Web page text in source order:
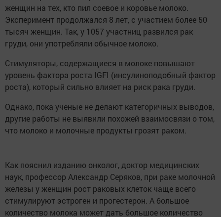
женщин на тех, кто пил соевое и коровье молоко.
Эксперимент продолжался 8 лет, с участием более 50
тысяч женщин. Так, у 1057 участниц развился рак
груди, они употребляли обычное молоко.
Стимуляторы, содержащиеся в молоке повышают
уровень фактора роста IGFI (инсулиноподобный фактор
роста), который сильно влияет на риск рака груди.
Однако, пока ученые не делают категоричных выводов,
другие работы не выявили похожей взаимосвязи о том,
что молоко и молочные продукты грозят раком.
Как пояснил изданию онколог, доктор медицинских
наук, профессор Александр Серяков, при раке молочной
железы у женщин рост раковых клеток чаще всего
стимулируют эстроген и прогестерон. А большое
количество молока может дать большое количество